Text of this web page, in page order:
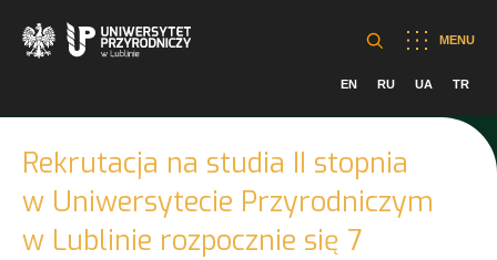
MENU
EN RU UA TR
Rekrutacja na studia II stopnia
w Uniwersytecie Przyrodniczym
w Lublinie rozpocznie się 7